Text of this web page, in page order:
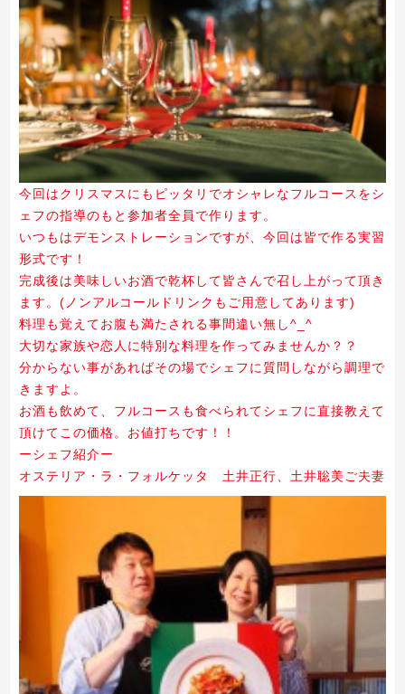
今回はクリスマスにもピッタリでオシャレなフルコースをシ
ェフの指導のもと参加者全員で作ります。
いつもはデモンストレーションですが、今回は皆で作る実習
形式です！
完成後は美味しいお酒で乾杯して皆さんで召し上がって頂き
ます。(ノンアルコールドリンクもご用意してあります)
料理も覚えてお腹も満たされる事間違い無し^_^
大切な家族や恋人に特別な料理を作ってみませんか？？
分からない事があればその場でシェフに質問しながら調理で
きますよ。
お酒も飲めて、フルコースも食べられてシェフに直接教えて
頂けてこの価格。お値打ちです！！
ーシェフ紹介ー
オステリア・ラ・フォルケッタ 土井正行、土井聡美ご夫妻